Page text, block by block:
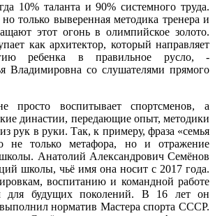
10% таланта и 90% системного труда.
только выверенная методика тренера и
этот огонь в олимпийское золото.
как архитектор, который направляет
ребенка в правильное русло, -
Владимировна со слушателями прямого
воспитывает спортсменов, а
династии, передающие опыт, методики
рук в руки. Так, к примеру, фраза «семья
не только метафора, но и отражение
Анатолий Александрович Семёнов
школы, чьё имя она носит с 2017 года.
воспитанию и командной работе
для будущих поколений. В 16 лет он
норматив Мастера спорта СССР.